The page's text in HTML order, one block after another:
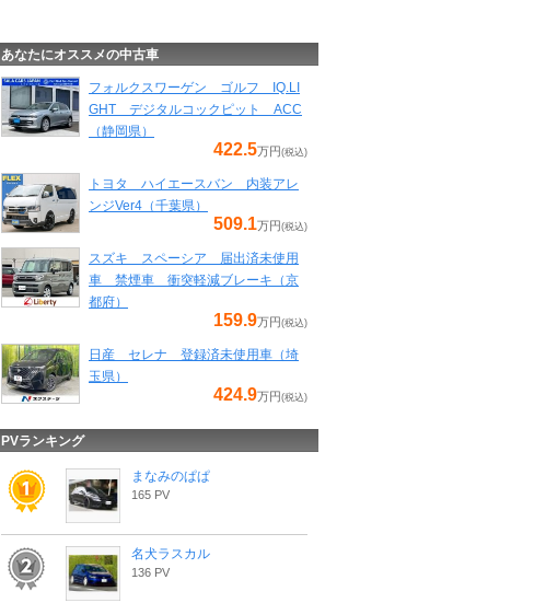
あなたにオススメの中古車
フォルクスワーゲン ゴルフ IQ.LI
GHT デジタルコックピット ACC
（静岡県）
422.5万円 (税込)
トヨタ ハイエースバン 内装アレ
ンジVer4（千葉県）
509.1万円 (税込)
スズキ スペーシア 届出済未使用
車 禁煙車 衝突軽減ブレーキ（京
都府）
159.9万円 (税込)
日産 セレナ 登録済未使用車（埼
玉県）
424.9万円 (税込)
PVランキング
まなみのぱぱ
165 PV
名犬ラスカル
136 PV